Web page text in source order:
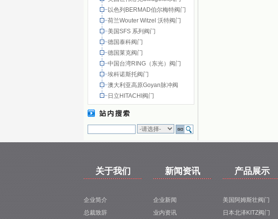
以色列BERMAD伯尔梅特阀门
荷兰Wouter Witzel 沃特阀门
美国SFS 系列阀门
德国泰科阀门
德国莱克阀门
中国台湾RING（东光）阀门
埃科诺斯托阀门
澳大利亚高原Goyan脉冲阀
日立HITACHI阀门
关于我们
企业简介
总裁致辞
新闻资讯
企业新闻
业内资讯
产品展示
美国阿姆斯壮阀门
日本北泽KITZ阀门